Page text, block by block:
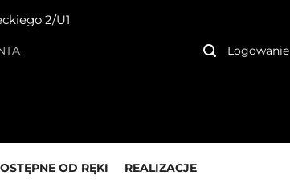
2/U1
Logowanie
OD RĘKI REALIZACJE